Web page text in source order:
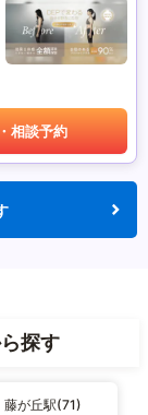
相談予約
探す
藤が丘駅(71)